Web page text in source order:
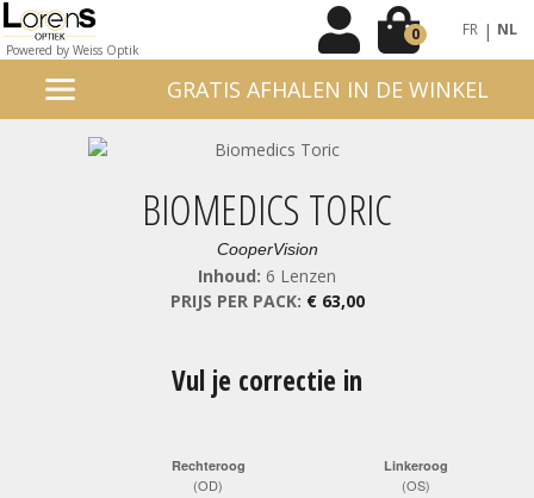
Powered by Weiss Optik
0 FR | NL
GRATIS AFHALEN IN DE WINKEL
BIOMEDICS TORIC
CooperVision
Inhoud: 6 Lenzen
PRIJS PER PACK: € 63,00
Vul je correctie in
Rechteroog
(OD)
Linkeroog
(OS)